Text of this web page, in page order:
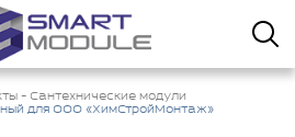
- Сантехнические модули
для ООО «ХимСтройМонтаж»